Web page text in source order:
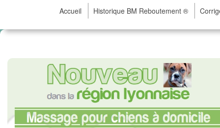
Accueil Historique BM Reboutement ®